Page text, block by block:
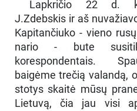
Lapkričio 22 d.
J.Zdebskis ir aš
Kapitančiuko - vieno
nario - bute
korespondentais.
baigėme trečią valandą,
stotys skaitė mūsų
Lietuvą, čia jau visi